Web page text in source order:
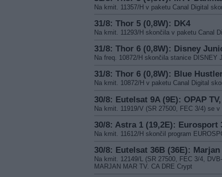
Na kmit. 11357/H v paketu Canal Digital
31/8: Thor 5 (0,8W): DK4
Na kmit. 11293/H skončila v paketu Canal
31/8: Thor 6 (0,8W): Disney
Na freq. 10872/H skončila stanice DISNEY
31/8: Thor 6 (0,8W): Blue Hustler
Na kmit. 10872/H v paketu Canal Digital
30/8: Eutelsat 9A (9E): OPAP
Na kmit. 11919/V (SR 27500, FEC 3/4) se
30/8: Astra 1 (19,2E): Eurosport
Na kmit. 11612/H skončil program
30/8: Eutelsat 36B (36E): Marjan
Na kmit. 12149/L (SR 27500, FEC 3/4,
MARJAN MAR TV. CA DRE Crypt